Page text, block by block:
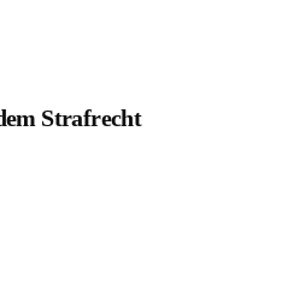
Strafrecht